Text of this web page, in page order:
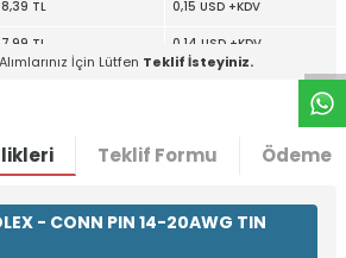
8,39 TL 0,15 USD +KDV
7,99 TL 0,14 USD +KDV
İçin Lütfen Teklif İsteyiniz.
Teklif Formu Ödeme
- CONN PIN 14-20AWG TIN